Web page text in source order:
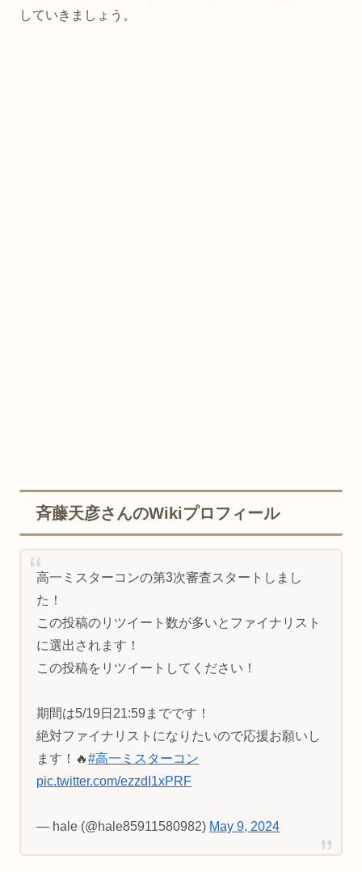
していきましょう。
斉藤天彦さんのWikiプロフィール
高一ミスターコンの第3次審査スタートしまし
た！
この投稿のリツイート数が多いとファイナリスト
に選出されます！
この投稿をリツイートしてください！
期間は5/19日21:59までです！
絶対ファイナリストになりたいので応援お願いし
ます！🔥#高一ミスターコン
pic.twitter.com/ezzdI1xPRF
— hale (@hale85911580982) May 9, 2024